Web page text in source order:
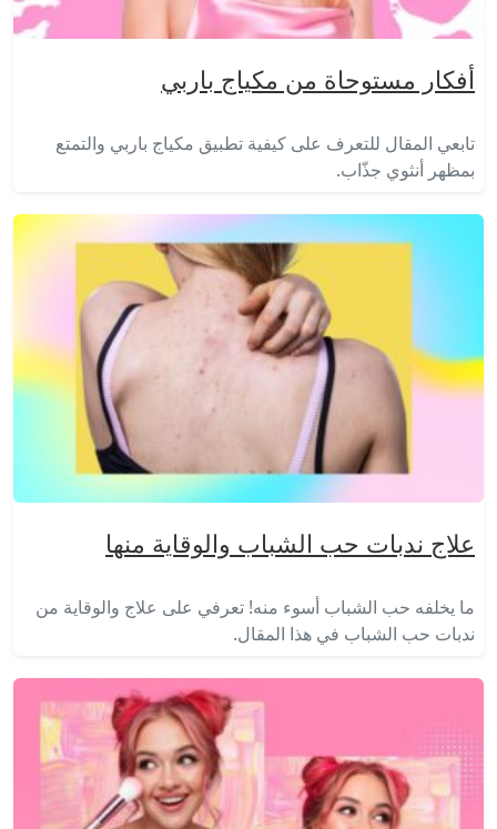
أفكار مستوحاة من مكياج باربي
تابعي المقال للتعرف على كيفية تطبيق مكياج باربي والتمتع
بمظهر أنثوي جذّاب.
علاج ندبات حب الشباب والوقاية منها
ما يخلفه حب الشباب أسوء منه! تعرفي على علاج والوقاية من
ندبات حب الشباب في هذا المقال.